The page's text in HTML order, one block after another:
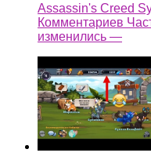
Assassin's Creed
Комментариев
изменились —